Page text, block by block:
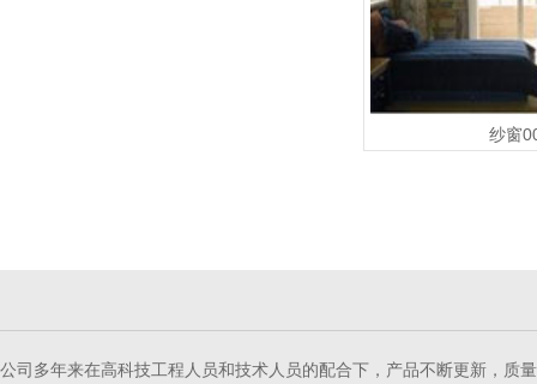
纱窗
公司多年来在高科技工程人员和技术人员的配合下，产品不断更新，质